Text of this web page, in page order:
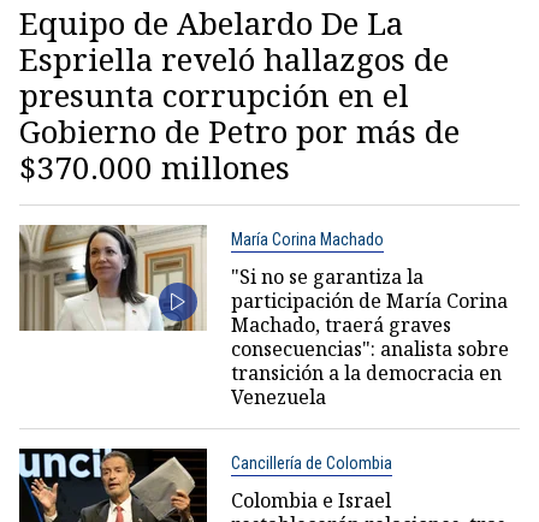
Equipo de Abelardo De La
Espriella reveló hallazgos de
presunta corrupción en el
Gobierno de Petro por más de
$370.000 millones
María Corina Machado
"Si no se garantiza la
participación de María Corina
Machado, traerá graves
consecuencias": analista sobre
transición a la democracia en
Venezuela
Cancillería de Colombia
Colombia e Israel